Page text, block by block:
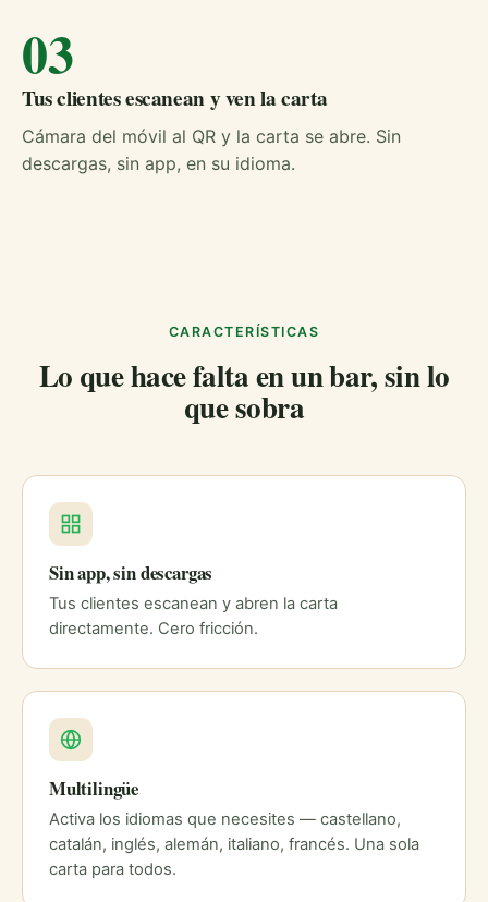
03
Tus clientes escanean y ven la carta
Cámara del móvil al QR y la carta se abre. Sin
descargas, sin app, en su idioma.
CARACTERÍSTICAS
Lo que hace falta en un bar, sin lo
que sobra
Sin app, sin descargas
Tus clientes escanean y abren la carta
directamente. Cero fricción.
Multilingüe
Activa los idiomas que necesites — castellano,
catalán, inglés, alemán, italiano, francés. Una sola
carta para todos.